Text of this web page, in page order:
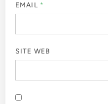
EMAIL *
SITE WEB